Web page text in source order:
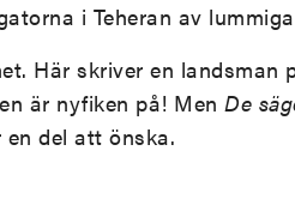
i Teheran av
Här skriver en landsman
är nyfiken på! Men De
del att önska.